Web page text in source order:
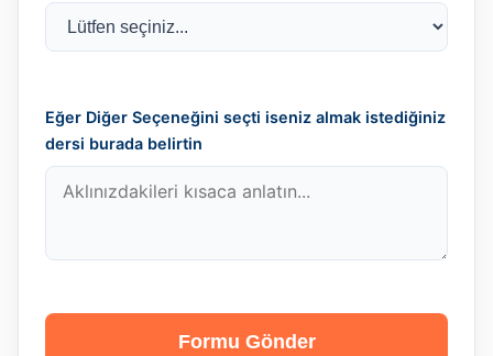
Eğer Diğer Seçeneğini seçti iseniz almak istediğiniz
dersi burada belirtin
Formu Gönder